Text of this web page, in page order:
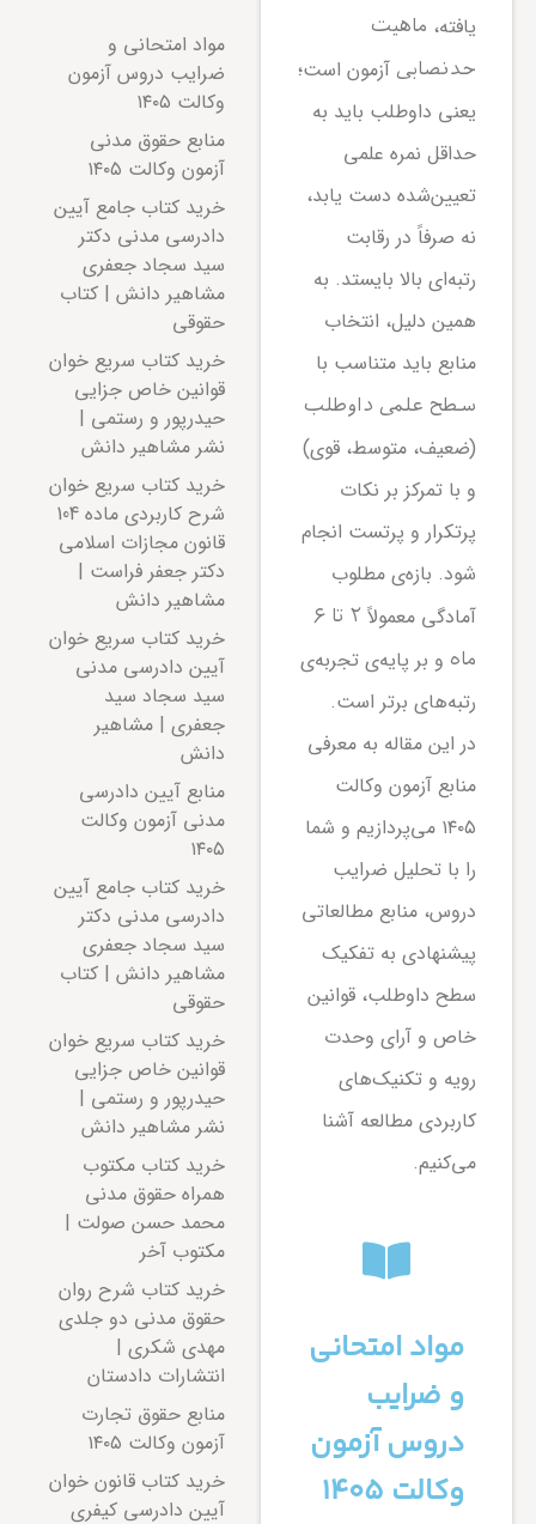
یافته، ماهیت
حدنصابی آزمون است؛
یعنی داوطلب باید به
حداقل نمره علمی
تعیین‌شده دست یابد،
نه صرفاً در رقابت
رتبه‌ای بالا بایستد. به
همین دلیل، انتخاب
منابع باید متناسب با
سطح علمی داوطلب
(ضعیف، متوسط، قوی)
و با تمرکز بر نکات
پرتکرار و پرتست انجام
شود. بازه‌ی مطلوب
آمادگی معمولاً
۲ تا ۶
ماه و بر پایه‌ی تجربه‌ی
رتبه‌های برتر است.
در این مقاله به معرفی
منابع آزمون وکالت
۱۴۰۵ می‌پردازیم و شما
را با تحلیل ضرایب
دروس، منابع مطالعاتی
پیشنهادی به تفکیک
سطح داوطلب، قوانین
خاص و آرای وحدت
رویه و تکنیک‌های
کاربردی مطالعه آشنا
می‌کنیم.
مواد امتحانی
و ضرایب
دروس آزمون
وکالت ۱۴۰۵
مواد امتحانی و
ضرایب دروس آزمون
وکالت ۱۴۰۵
منابع حقوق مدنی
آزمون وکالت ۱۴۰۵
خرید کتاب جامع آیین
دادرسی مدنی دکتر
سید سجاد جعفری
مشاهیر دانش | کتاب
حقوقی
خرید کتاب سریع خوان
قوانین خاص جزایی
حیدرپور و رستمی |
نشر مشاهیر دانش
خرید کتاب سریع خوان
شرح کاربردی ماده 104
قانون مجازات اسلامی
دکتر جعفر فراست |
مشاهیر دانش
خرید کتاب سریع خوان
آیین دادرسی مدنی
سید سجاد سید
جعفری | مشاهیر
دانش
منابع آیین دادرسی
مدنی آزمون وکالت
۱۴۰۵
خرید کتاب جامع آیین
دادرسی مدنی دکتر
سید سجاد جعفری
مشاهیر دانش | کتاب
حقوقی
خرید کتاب سریع خوان
قوانین خاص جزایی
حیدرپور و رستمی |
نشر مشاهیر دانش
خرید کتاب مکتوب
همراه حقوق مدنی
محمد حسن صولت |
مکتوب آخر
خرید کتاب شرح روان
حقوق مدنی دو جلدی
مهدی شکری |
انتشارات دادستان
منابع حقوق تجارت
آزمون وکالت ۱۴۰۵
خرید کتاب قانون خوان
آیین دادرسی کیفری